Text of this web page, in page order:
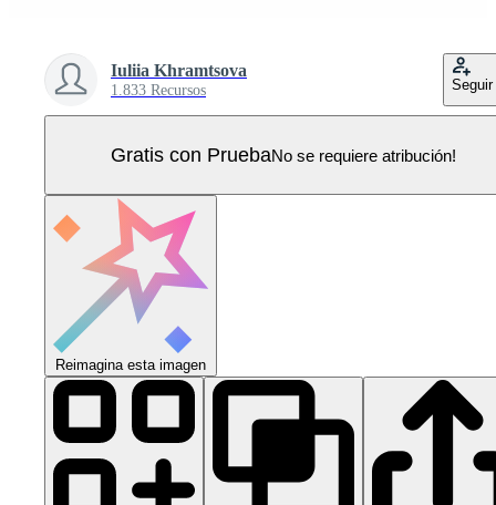
Iuliia Khramtsova
1.833 Recursos Seguir
Gratis con PruebaNo se requiere atribución!
Reimagina esta imagen